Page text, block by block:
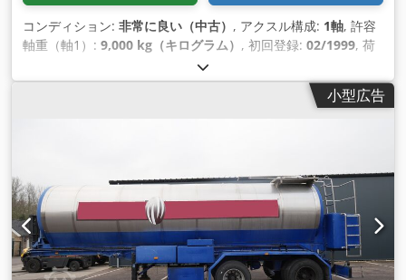
コンディション: 非常に良い（中古） , アクスル構成: 1軸, 許容
軸重（軸1）: 9,000 kg（キログラム） , 初回登録: 02/1999, 荷
2,550 mm
載スペース容量:34 m³, 全長:11,750 mm, 全幅:2,550 mm,
385/65-R252.5 , 製造年:
小型広告